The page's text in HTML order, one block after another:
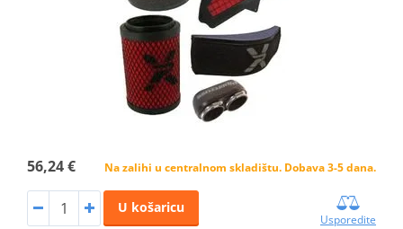
56,24 € Na zalihi u centralnom skladištu. Dobava 3-5 dana.
U košaricu
Usporedite